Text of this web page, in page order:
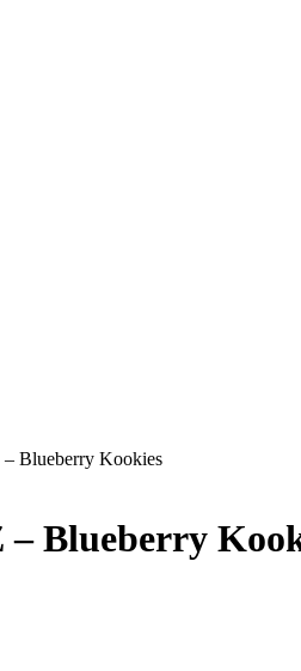
Blueberry Kookies
Blueberry